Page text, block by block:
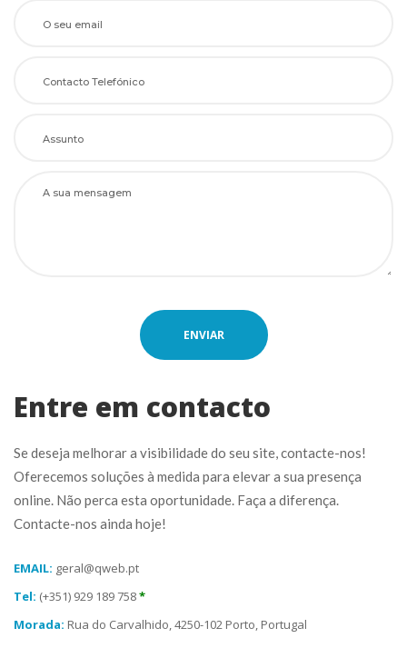
Entre em contacto
Se deseja melhorar a visibilidade do seu site, contacte-nos!
Oferecemos soluções à medida para elevar a sua presença
online. Não perca esta oportunidade. Faça a diferença.
Contacte-nos ainda hoje!
EMAIL: geral@qweb.pt
Tel: (+351) 929 189 758 *
Morada: Rua do Carvalhido, 4250-102 Porto, Portugal